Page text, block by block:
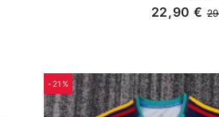
22,90 €
-21%